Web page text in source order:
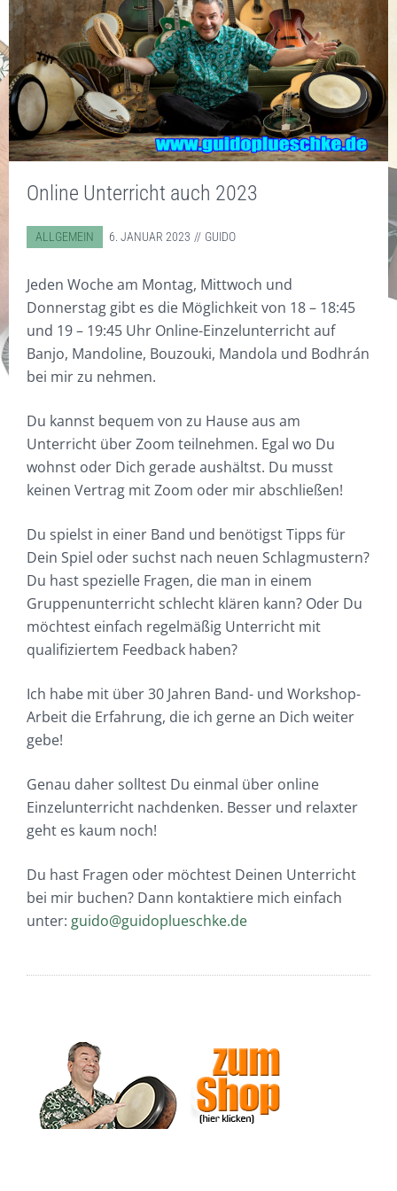
ZUBEHÖR
WORKSHOPS
STANDARD
EBENHOLZ
COCOBOLO
HOT RODS
KLICKSTICKS
BESEN/BORSTEN
FILZ
TASCHEN
ZUBEHÖR
DIGITAL WORKSHOPS
DVD
CDS
KUNSTDRUCKE
T-SHIRTS & POLO-SHIRTS
CD/DVD
DISKOGRAFIE
SOUNDBEISPIELE
VIDEOS
FOTOS
KONTAKT
SONSTIGES
BODHRÁN WITZE
WARENKORB
DIGITAL WORKSHOPS
Online Unterricht auch 2023
ABGELEGT IN:
ALLGEMEIN 6. JANUAR 2023 GUIDO
Jeden Woche am Montag, Mittwoch und
Donnerstag gibt es die Möglichkeit von 18 – 18:45
und 19 – 19:45 Uhr Online-Einzelunterricht auf
Banjo, Mandoline, Bouzouki, Mandola und Bodhrán
bei mir zu nehmen.
Du kannst bequem von zu Hause aus am
Unterricht über Zoom teilnehmen. Egal wo Du
wohnst oder Dich gerade aushältst. Du musst
keinen Vertrag mit Zoom oder mir abschließen!
Du spielst in einer Band und benötigst Tipps für
Dein Spiel oder suchst nach neuen Schlagmustern?
Du hast spezielle Fragen, die man in einem
Gruppenunterricht schlecht klären kann? Oder Du
möchtest einfach regelmäßig Unterricht mit
qualifiziertem Feedback haben?
Ich habe mit über 30 Jahren Band- und Workshop-
Arbeit die Erfahrung, die ich gerne an Dich weiter
gebe!
Genau daher solltest Du einmal über online
Einzelunterricht nachdenken. Besser und relaxter
geht es kaum noch!
Du hast Fragen oder möchtest Deinen Unterricht
bei mir buchen? Dann kontaktiere mich einfach
unter: guido@guidoplueschke.de